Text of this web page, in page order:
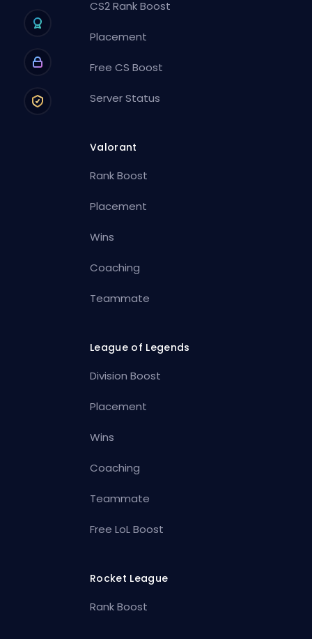
CS2 Rank Boost
Placement
Free CS Boost
Server Status
Valorant
Rank Boost
Placement
Wins
Coaching
Teammate
League of Legends
Division Boost
Placement
Wins
Coaching
Teammate
Free LoL Boost
Rocket League
Rank Boost